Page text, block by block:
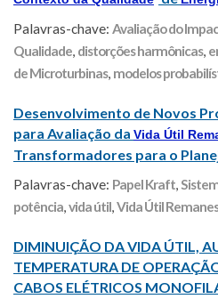
Palavras-chave: Avaliação do
Qualidade, distorções harmônicas,
de Microturbinas, modelos
Desenvolvimento de Novos
para Avaliação da Vida Útil
Transformadores para o
Palavras-chave: Papel Kraft,
potência,vida útil,Vida Útil
DIMINUIÇÃO DA VIDA ÚTIL,
TEMPERATURA DE
CABOS ELÉTRICOS